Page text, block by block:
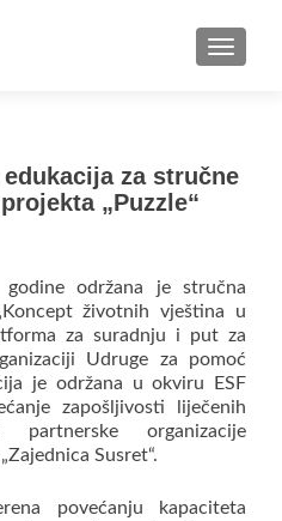
za stručne
„Puzzle“
održana je stručna
životnih vještina u
za suradnju i put za
Udruge za pomoć
je održana u okviru ESF
zapošljivosti liječenih
organizacije
Susret“.
povećanju kapaciteta